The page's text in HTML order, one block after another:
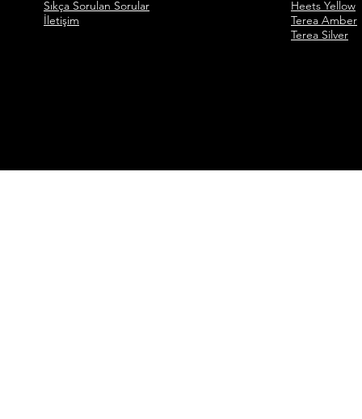
Sıkça Sorulan Sorular
İletişim
Heets Yellow
Terea Amber
Terea Silver